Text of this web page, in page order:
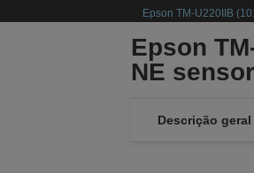
Epson TM-U220IIB
Epson
NE
Descrição geral